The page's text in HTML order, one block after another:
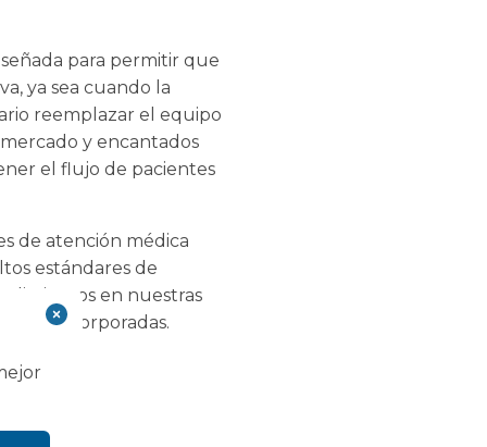
para permitir que
ya sea cuando la
reemplazar el equipo
y encantados
el flujo de pacientes
de atención médica
estándares de
en nuestras
incorporadas.